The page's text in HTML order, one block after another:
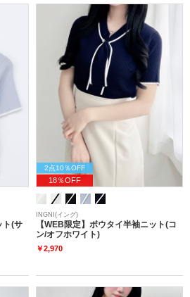
ト(サ
2点10％OFF
18％OFF
INGNI(イング)
【WEB限定】ボウタイ半袖ニット(コ
ン/オフホワイト)
￥2,970